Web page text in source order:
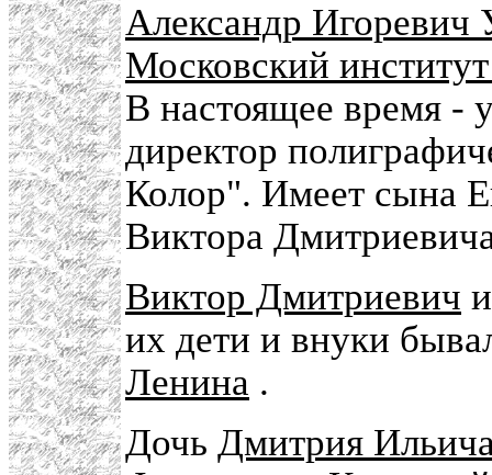
Александр Игоревич
Московский
В настоящее время -
директор
Колор". Имеет сына
Виктора
Виктор Дмитриевич
их дети и внуки
Ленина .
Дочь Дмитрия